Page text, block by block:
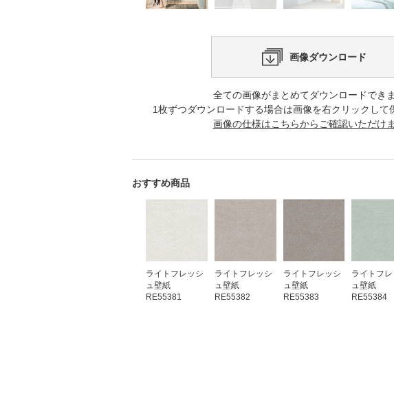
画像ダウンロード
全ての画像がまとめてダウンロードできま
1枚ずつダウンロードする場合は画像を右クリックして
画像の仕様はこちらからご確認いただけま
おすすめ商品
ライトフレッシ
ュ壁紙
RE55381
ライトフレッシ
ュ壁紙
RE55382
ライトフレッシ
ュ壁紙
RE55383
ライトフレ
ュ壁紙
RE55384